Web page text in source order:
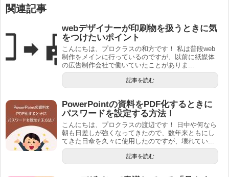
関連記事
webデザイナーが印刷物を扱うときに気
をつけたいポイント
こんにちは、プロクラスの和方です！ 私は普段web
制作をメインに行っているのですが、以前に紙媒体
の広告制作会社で働いていたことがありま...
記事を読む
PowerPointの資料をPDF化するときに
パスワードを設定する方法！
こんにちは、プロクラスの渡辺です！ 日中や何なら
朝も日差しが強くなってきたので、数年来ともにし
てきた日傘を久々に使用したのですが、壊れてい...
記事を読む